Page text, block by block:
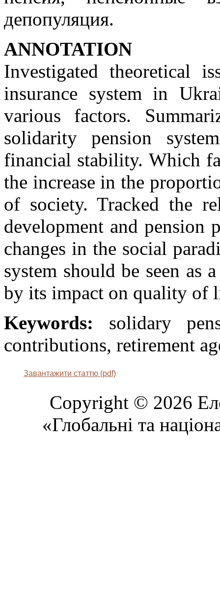
депопуляция.
ANNOTATION
Investigated theoretical
insurance system in
various factors.
solidarity pension
financial stability. Which
the increase in the
of society. Tracked the
development and
changes in the social
system should be seen as
by its impact on quality of
Keywords: solidary
contributions, retirement
Завантажити статтю (pdf)
Copyright © 2026
«Глобальні та